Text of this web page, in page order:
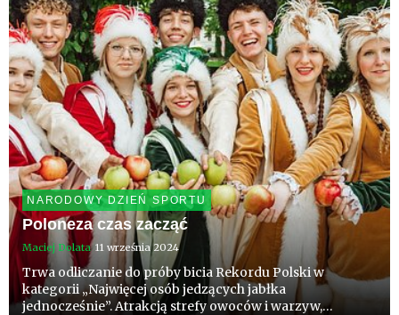
NARODOWY DZIEŃ SPORTU
Poloneza czas zacząć
Maciej Dolata 11 września 2024
Trwa odliczanie do próby bicia Rekordu Polski w
kategorii „Najwięcej osób jedzących jabłka
jednocześnie”. Atrakcją strefy owoców i warzyw,